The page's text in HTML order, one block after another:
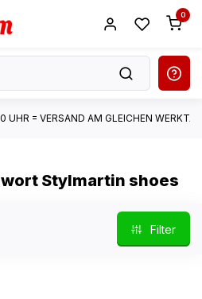
0
= VERSAND AM GLEICHEN WERKTAG*
Stylmartin shoes
Filter